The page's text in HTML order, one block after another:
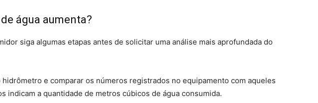
água aumenta?
siga algumas etapas antes de solicitar uma análise mais aprofundada do
e comparar os números registrados no equipamento com aqueles
indicam a quantidade de metros cúbicos de água consumida.